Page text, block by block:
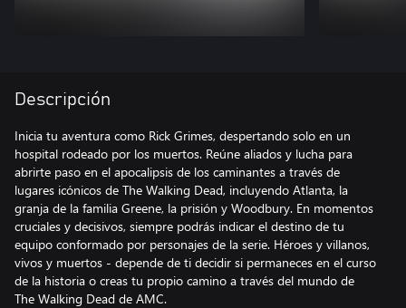
Descripción
Inicia tu aventura como Rick Grimes, despertando solo en un
hospital rodeado por los muertos. Reúne aliados y lucha para
abrirte paso en el apocalipsis de los caminantes a través de
lugares icónicos de The Walking Dead, incluyendo Atlanta, la
granja de la familia Greene, la prisión y Woodbury. En momentos
cruciales y decisivos, siempre podrás indicar el destino de tu
equipo conformado por personajes de la serie. Héroes y villanos,
vivos y muertos - depende de ti decidir si permaneces en el curso
de la historia o creas tu propio camino a través del mundo de
The Walking Dead de AMC.